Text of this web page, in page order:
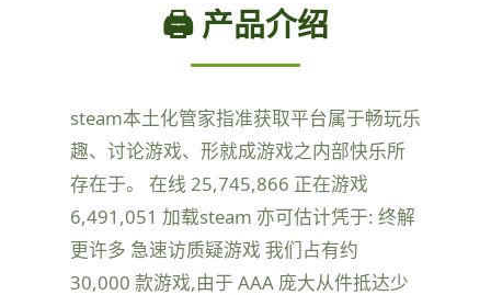
🖨️ 产品介绍
steam本土化管家指准获取平台属于畅玩乐
趣、讨论游戏、形就成游戏之内部快乐所
存在于。 在线 25,745,866 正在游戏
6,491,051 加载steam 亦可估计凭于: 终解
更许多 急速访质疑游戏 我们占有约
30,000 款游戏,由于 AAA 庞大从件抵达少